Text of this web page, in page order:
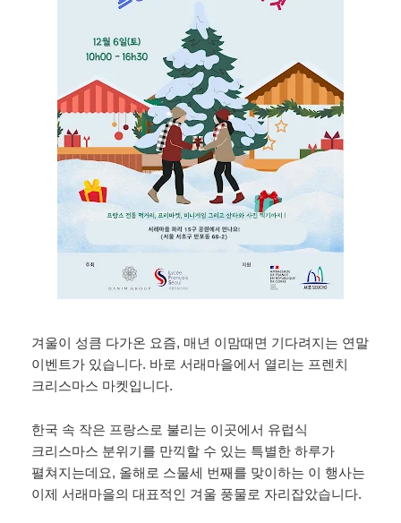
겨울이 성큼 다가온 요즘, 매년 이맘때면 기다려지는 연말
이벤트가 있습니다. 바로 서래마을에서 열리는 프렌치
크리스마스 마켓입니다.
한국 속 작은 프랑스로 불리는 이곳에서 유럽식
크리스마스 분위기를 만끽할 수 있는 특별한 하루가
펼쳐지는데요, 올해로 스물세 번째를 맞이하는 이 행사는
이제 서래마을의 대표적인 겨울 풍물로 자리잡았습니다.